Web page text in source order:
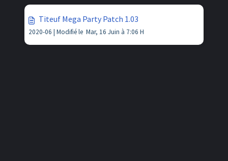
Titeuf Mega Party Patch 1.03
2020-06 | Modifié le Mar, 16 Juin à 7:06 H